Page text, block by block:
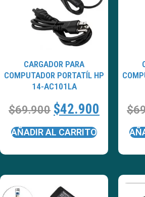
CARGADOR PARA
COMPUTADOR PORTATÍL HP
14-AC101LA
$69.900 $42.900
AÑADIR AL CARRITO
$